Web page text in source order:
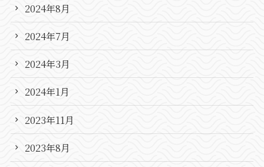
2024年8月
2024年7月
2024年3月
2024年1月
2023年11月
2023年8月